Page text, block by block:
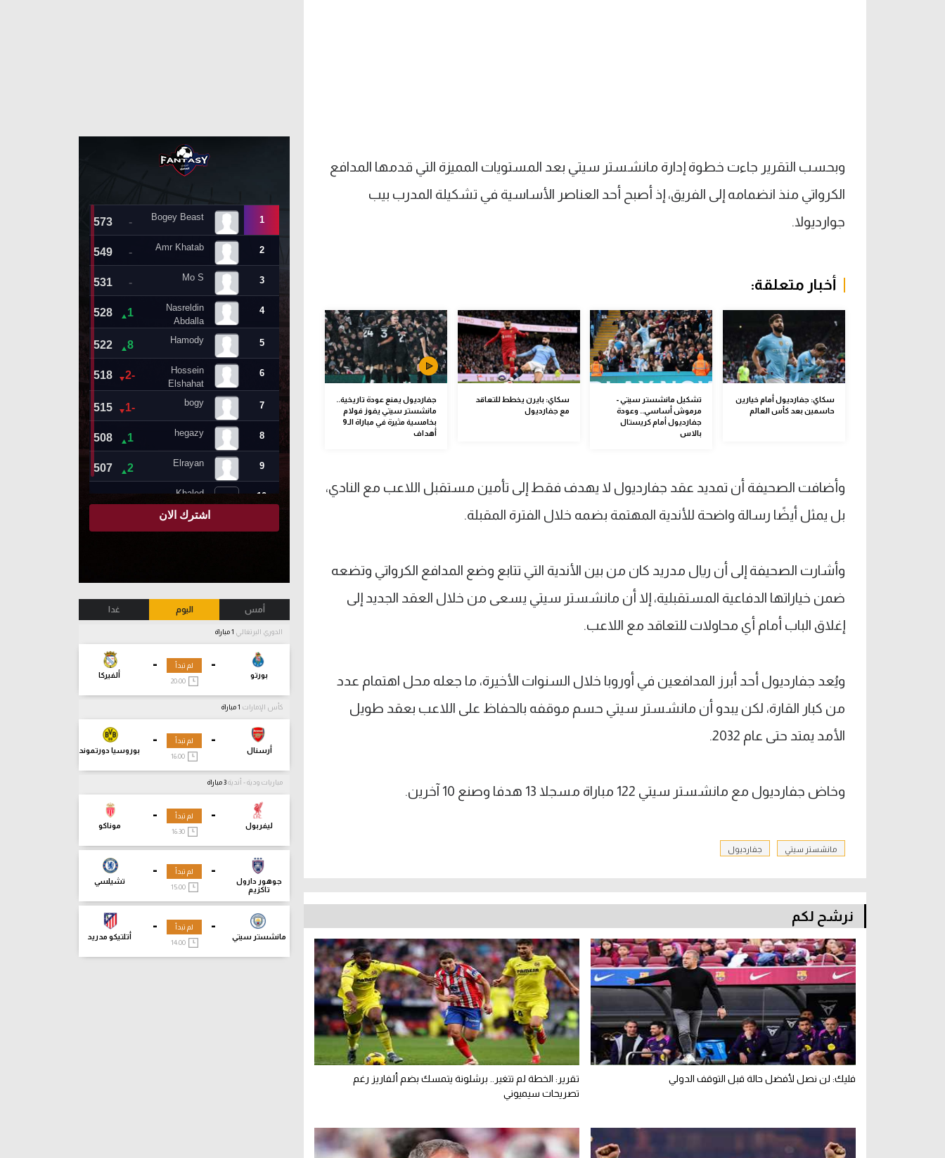
وبحسب التقرير جاءت خطوة إدارة مانشستر سيتي بعد المستويات المميزة التي قدمها المدافع
الكرواتي منذ انضمامه إلى الفريق، إذ أصبح أحد العناصر الأساسية في تشكيلة المدرب بيب
جوارديولا.
أخبار متعلقة:
سكاي: جفارديول أمام خيارين
حاسمين بعد كأس العالم
تشكيل مانشستر سيتي -
مرموش أساسي.. وعودة
جفارديول أمام كريستال
بالاس
سكاي: بايرن يخطط للتعاقد
مع جفارديول
جفارديول يمنع عودة تاريخية..
مانشستر سيتي يفوز فولام
بخامسية مثيرة في مباراة الـ9
أهداف
وأضافت الصحيفة أن تمديد عقد جفارديول لا يهدف فقط إلى تأمين مستقبل اللاعب مع النادي،
بل يمثل أيضًا رسالة واضحة للأندية المهتمة بضمه خلال الفترة المقبلة.
وأشارت الصحيفة إلى أن ريال مدريد كان من بين الأندية التي تتابع وضع المدافع الكرواتي وتضعه
ضمن خياراتها الدفاعية المستقبلية، إلا أن مانشستر سيتي يسعى من خلال العقد الجديد إلى
إغلاق الباب أمام أي محاولات للتعاقد مع اللاعب.
ويُعد جفارديول أحد أبرز المدافعين في أوروبا خلال السنوات الأخيرة، ما جعله محل اهتمام عدد
من كبار القارة، لكن يبدو أن مانشستر سيتي حسم موقفه بالحفاظ على اللاعب بعقد طويل
الأمد يمتد حتى عام 2032.
وخاض جفارديول مع مانشستر سيتي 122 مباراة مسجلا 13 هدفا وصنع 10 آخرين.
مانشستر سيتي جفارديول
نرشح لكم
فليك: لن نصل لأفضل حالة قبل التوقف الدولي
تقرير: الخطة لم تتغير.. برشلونة يتمسك بضم ألفاريز رغم
تصريحات سيميوني
أمس اليوم غدا
الدوري البرتغالي
-
بورتو
-
ألفيركا
لم تبدأ
20:00
كأس الإمارات
-
أرسنال
-
بوروسيا دورتموند
لم تبدأ
مباريات ودية - أندية
-
ليفربول
-
موناكو
لم تبدأ
16:30
-
جوهور دارول
تاكزيم
-
تشيلسي
لم تبدأ
15:00
-
مانشستر سيتي
-
أتلتيكو مدريد
لم تبدأ
14:00